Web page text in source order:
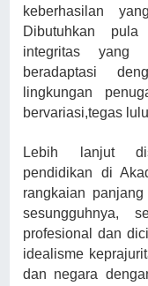
keberhasilan
Dibutuhkan
integritas yang
beradaptasi
lingkungan
bervariasi,tegas
Lebih lanjut
pendidikan di
rangkaian
sesungguhnya,
profesional dan
idealisme
dan negara